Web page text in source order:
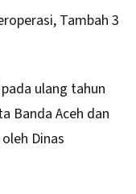
Tambah 3
ulang tahun
Banda Aceh dan
Dinas